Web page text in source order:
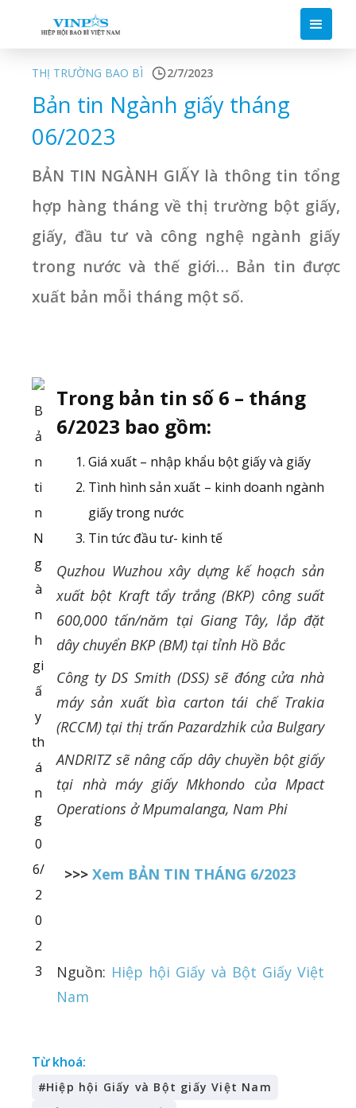
THỊ TRƯỜNG BAO BÌ 2/7/2023
Bản tin Ngành giấy tháng
06/2023
BẢN TIN NGÀNH GIẤY là thông tin tổng
hợp hàng tháng về thị trường bột giấy,
giấy, đầu tư và công nghệ ngành giấy
trong nước và thế giới… Bản tin được
xuất bản mỗi tháng một số.
B
ả
n
ti
n
N
g
à
n
h
gi
ấ
y
th
á
n
g
0
6/
2
0
2
3
Trong bản tin số 6 – tháng
6/2023 bao gồm:
Giá xuất – nhập khẩu bột giấy và giấy
Tình hình sản xuất – kinh doanh ngành
giấy trong nước
Tin tức đầu tư- kinh tế
Quzhou Wuzhou xây dựng kế hoạch sản
xuất bột Kraft tẩy trắng (BKP) công suất
600,000 tấn/năm tại Giang Tây, lắp đặt
dây chuyển BKP (BM) tại tỉnh Hồ Bắc
Công ty DS Smith (DSS) sẽ đóng cửa nhà
máy sản xuất bìa carton tái chế Trakia
(RCCM) tại thị trấn Pazardzhik của Bulgary
ANDRITZ sẽ nâng cấp dây chuyền bột giấy
tại nhà máy giấy Mkhondo của Mpact
Operations ở Mpumalanga, Nam Phi
>>> Xem BẢN TIN THÁNG 6/2023
Nguồn: Hiệp hội Giấy và Bột Giấy Việt
Nam
Từ khoá:
#Hiệp hội Giấy và Bột giấy Việt Nam